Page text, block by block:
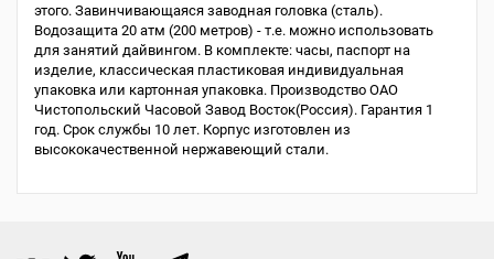
этого. Завинчивающаяся заводная головка (сталь).
Водозащита 20 атм (200 метров) - т.е. можно использовать
для занятий дайвингом. В комплекте: часы, паспорт на
изделие, классическая пластиковая индивидуальная
упаковка или картонная упаковка. Производство ОАО
Чистопольский Часовой Завод Восток(Россия). Гарантия 1
год. Срок службы 10 лет. Корпус изготовлен из
высококачественной нержавеющий стали.